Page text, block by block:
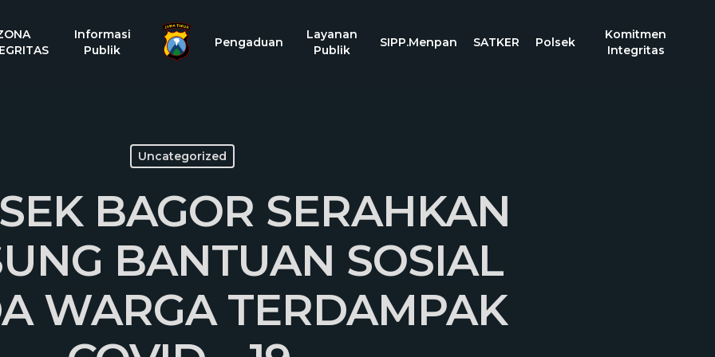
Informasi
Publik
Pengaduan
Layanan
Publik
SIPP.Menpan SATKER Polsek
Komitmen
Integritas
Uncategorized
BAGOR SERAHKAN
BANTUAN SOSIAL
WARGA TERDAMPAK